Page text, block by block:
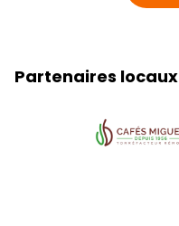
Partenaires locaux